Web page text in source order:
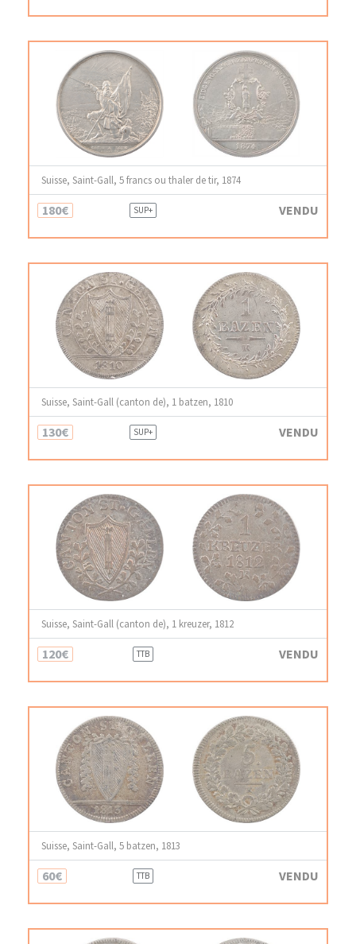
Suisse, Saint-Gall, 5 francs ou thaler de tir, 1874
180€ SUP+ VENDU
Suisse, Saint-Gall (canton de), 1 batzen, 1810
130€ SUP+ VENDU
Suisse, Saint-Gall (canton de), 1 kreuzer, 1812
120€ TTB VENDU
Suisse, Saint-Gall, 5 batzen, 1813
60€ TTB VENDU